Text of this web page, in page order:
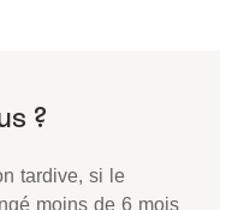
tardive, si le
moins de 6 mois